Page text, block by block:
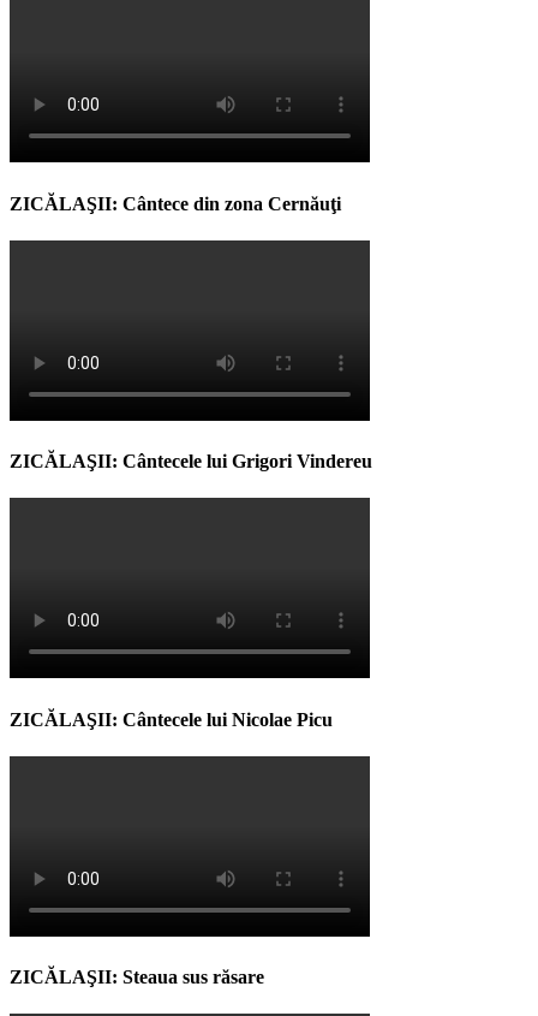
ZICĂLAŞII: Cântece din zona Cernăuţi
ZICĂLAŞII: Cântecele lui Grigori Vindereu
ZICĂLAŞII: Cântecele lui Nicolae Picu
ZICĂLAŞII: Steaua sus răsare